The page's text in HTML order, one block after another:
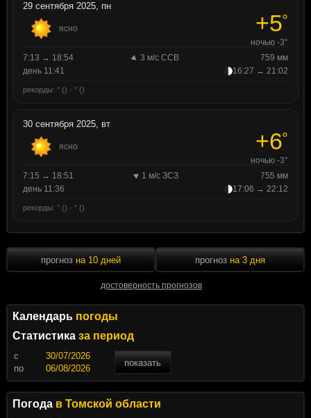
29 сентября 2025, пн
ясно +5°
ночью -3°
7:13 → 18:54
3 м/с ССВ
759 мм
день 11:41
16:27 → 21:02
рекорды: ° () · ° ()
30 сентября 2025, вт
ясно +6°
ночью -3°
7:15 → 18:51
1 м/с ЗСЗ
755 мм
день 11:36
17:06 → 22:12
рекорды: ° () · ° ()
прогноз на 10 дней
достоверность прогнозов
прогноз на 3 дня
Календарь погоды
Статистика за период
c
показать
по
Погода в Томской области